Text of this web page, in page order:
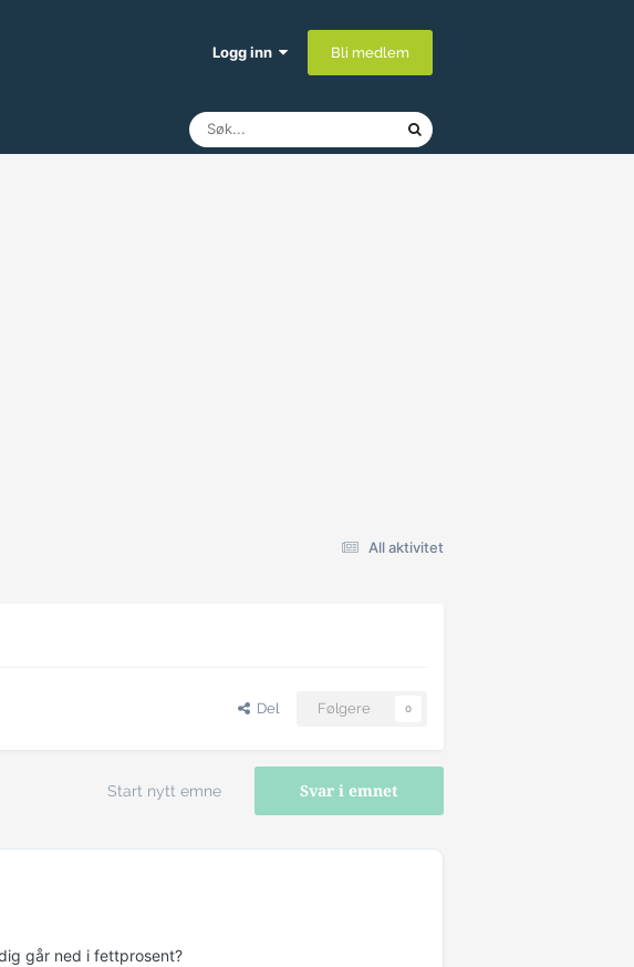
Logg inn Bli medlem
All aktivitet
Del Følgere 0
Svar i emnet
Start nytt emne
går ned i fettprosent?